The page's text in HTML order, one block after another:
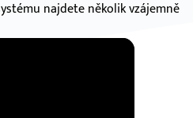
najdete několik vzájemně